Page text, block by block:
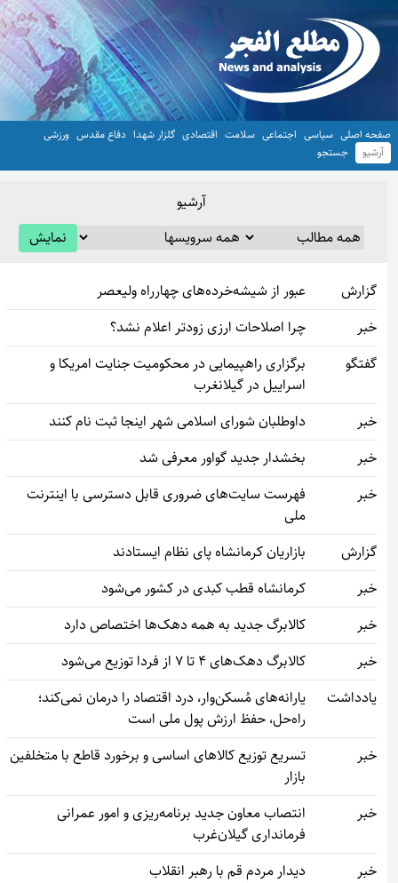
اصلی سیاسی اجتماعی سلامت اقتصادی گلزار شهدا دفاع مقدس ورزشی
آرشیو
جستجو
آرشیو
نمایش
گزارش
عبور از شیشه‌خرده‌های چهارراه ولیعصر
خبر
چرا اصلاحات ارزی زودتر اعلام نشد؟
گفتگو
برگزاری راهپیمایی در محکومیت جنایت امریکا و
اسراییل در گیلانغرب
خبر
داوطلبان شورای اسلامی شهر اینجا ثبت نام کنند
خبر
بخشدار جدید گواور معرفی شد
خبر
فهرست سایت‌های ضروری قابل دسترسی با اینترنت
ملی
گزارش
بازاریان کرمانشاه پای نظام ایستادند
خبر
کرمانشاه قطب‌ کبدی در کشور می‌شود
خبر
کالابرگ جدید به همه دهک‌ها اختصاص دارد
خبر
کالابرگ دهک‌های ۴ تا ۷ از فردا توزیع می‌‎شود
یادداشت
یارانه‌های مُسکن‌وار، درد اقتصاد را درمان نمی‌کند؛
راه‌حل، حفظ ارزش پول ملی است
خبر
تسریع توزیع کالاهای اساسی و برخورد قاطع با متخلفین
بازار
خبر
انتصاب معاون جدید برنامه‌ریزی و امور عمرانی
فرمانداری گیلان‌غرب
خبر
دیدار مردم قم با رهبر انقلاب